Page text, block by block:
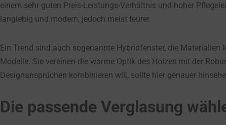
einem sehr guten Preis-Leistungs-Verhältnis und hoher
langlebig und modern, jedoch meist teurer.
Ein Trend sind auch sogenannte Hybridfenster, die
Modelle. Sie vereinen die warme Optik des Holzes mit der
Designansprüchen kombinieren will, sollte hier genauer
Die passende Verglasung